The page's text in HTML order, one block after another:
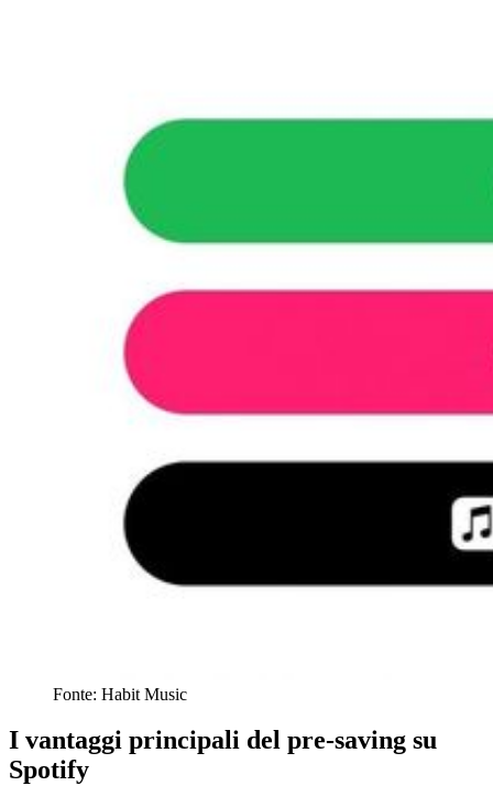
Fonte: Habit Music
I vantaggi principali del pre-saving su
Spotify